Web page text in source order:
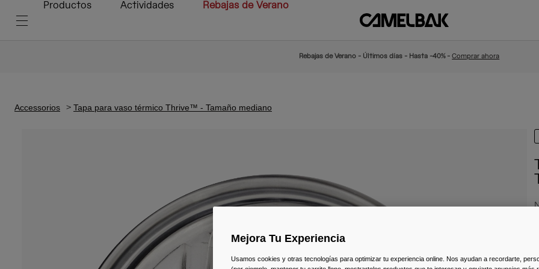
Productos Actividades Rebajas de Verano
Rebajas de Verano - Últimos días - Hasta -40% -Comprar ahora
Accessorios Tapa para vaso térmico Thrive™ - Tamaño mediano
Mejora Tu Experiencia
Usamos cookies y otras tecnologías para optimizar tu experiencia online. Nos ayudan a recordarte,